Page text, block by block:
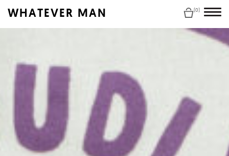
WHATEVER MAN (0)